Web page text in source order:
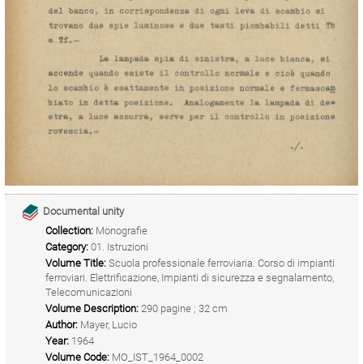
Documental unity
Collection: Monografie
Category: 01. Istruzioni
Volume Title: Scuola professionale ferroviaria. Corso di impianti
ferroviari. Elettrificazione, Impianti di sicurezza e segnalamento,
Telecomunicazioni
Volume Description: 290 pagine ; 32 cm
Author: Mayer, Lucio
Year: 1964
Volume Code: MO_IST_1964_0002